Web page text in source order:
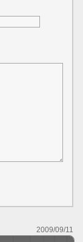
2009/09/11